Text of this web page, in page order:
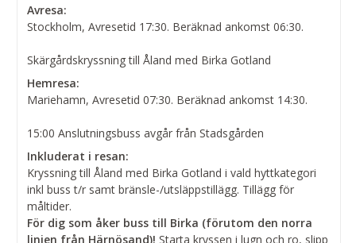
Avresa:
Stockholm, Avresetid 17:30. Beräknad ankomst 06:30.
Skärgårdskryssning till Åland med Birka Gotland
Hemresa:
Mariehamn, Avresetid 07:30. Beräknad ankomst 14:30.
15:00 Anslutningsbuss avgår från Stadsgården
Inkluderat i resan:
Kryssning till Åland med Birka Gotland i vald hyttkategori
inkl buss t/r samt bränsle-/utsläppstillägg. Tillägg för
måltider.
För dig som åker buss till Birka (förutom den norra
linjen från Härnösand)! Starta kryssen i lugn och ro, slipp